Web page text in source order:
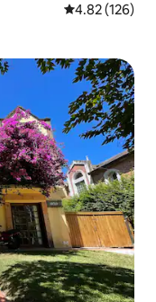
從 126 則評價
4.82 (126)